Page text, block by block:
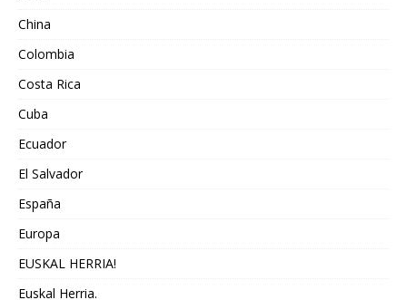
China
Colombia
Costa Rica
Cuba
Ecuador
El Salvador
España
Europa
EUSKAL HERRIA!
Euskal Herria.